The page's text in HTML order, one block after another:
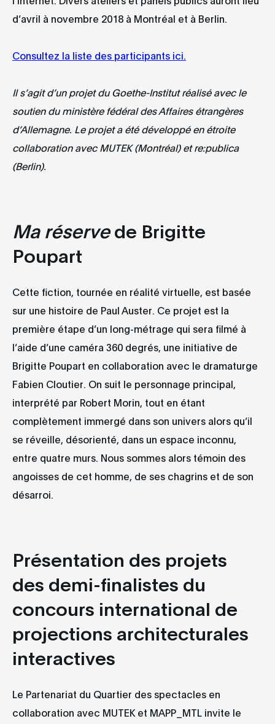
d’avril à novembre 2018 à Montréal et à Berlin.
Consultez la liste des participants ici.
Il s’agit d’un projet du Goethe-Institut réalisé avec le
soutien du ministère fédéral des Affaires étrangères
d’Allemagne. Le projet a été développé en étroite
collaboration avec MUTEK (Montréal) et re:publica
(Berlin).
Ma réservede Brigitte
Poupart
Cette fiction, tournée en réalité virtuelle, est basée
sur une histoire de Paul Auster. Ce projet est la
première étape d’un long-métrage qui sera filmé à
l’aide d’une caméra 360 degrés, une initiative de
Brigitte Poupart en collaboration avec le dramaturge
Fabien Cloutier. On suit le personnage principal,
interprété par Robert Morin, tout en étant
complètement immergé dans son univers alors qu’il
se réveille, désorienté, dans un espace inconnu,
entre quatre murs. Nous sommes alors témoin des
angoisses de cet homme, de ses chagrins et de son
désarroi.
Présentation des projets
des demi-finalistes du
concours international de
projections architecturales
interactives
Le Partenariat du Quartier des spectacles en
collaboration avec MUTEK et MAPP_MTL invite le